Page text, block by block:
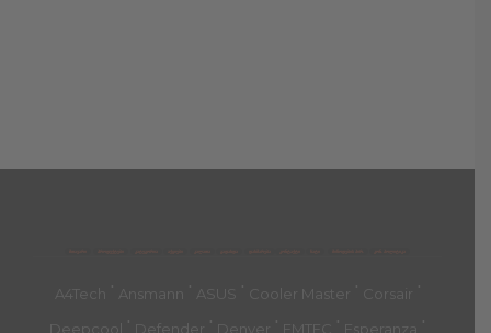
მთავარი კალათა
A4Tech ' Ansmann ' ASUS ' Cooler Master ' Corsair '
Deepcool Defender Denver EMTEC Esperanza